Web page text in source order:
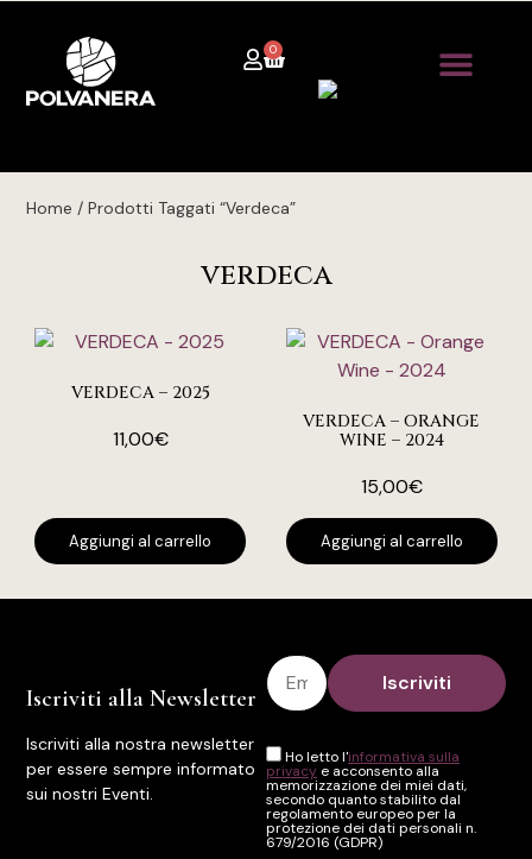
0
Home / Prodotti Taggati “verdeca”
verdeca
VERDECA – 2025
11,00€
Aggiungi al carrello
VERDECA – ORANGE
WINE – 2024
15,00€
Aggiungi al carrello
Iscriviti alla Newsletter
Iscriviti alla nostra newsletter
per essere sempre informato
sui nostri Eventi.
Ho letto l'informativa sulla
privacy e acconsento alla
memorizzazione dei miei dati,
secondo quanto stabilito dal
regolamento europeo per la
protezione dei dati personali n.
679/2016 (GDPR)